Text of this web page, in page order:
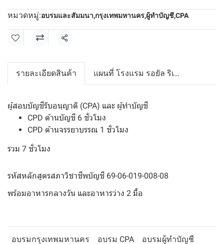
หมวดหมู่:อบรมและสัมมนา,กรุงเทพมหานคร,ผู้ทำบัญชี,CPA
แชร์
รายละเอียดสินค้า แผนที่ โรงแรม รอยัล ริเวอร์ (สะพานกรุงธน)
ผู้สอบบัญชีรับอนุญาติ (CPA) และ ผู้ทำบัญชี
CPD ด้านบัญชี 6 ชั่วโมง
CPD ด้านจรรยาบรรณ 1 ชั่วโมง
รวม 7 ชั่วโมง
รหัสหลักสูตรสภาวิชาชีพบัญชี 69-06-019-008-08
พร้อมอาหารกลางวัน และอาหารว่าง 2 มื้อ
อบรมกรุงเทพมหานคร อบรม CPA อบรมผู้ทำบัญชี